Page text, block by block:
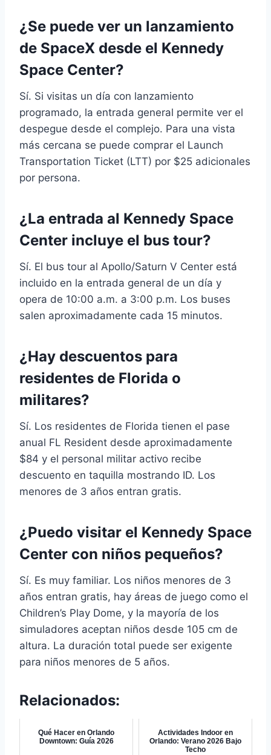
¿Se puede ver un lanzamiento
de SpaceX desde el Kennedy
Space Center?
Sí. Si visitas un día con lanzamiento
programado, la entrada general permite ver el
despegue desde el complejo. Para una vista
más cercana se puede comprar el Launch
Transportation Ticket (LTT) por $25 adicionales
por persona.
¿La entrada al Kennedy Space
Center incluye el bus tour?
Sí. El bus tour al Apollo/Saturn V Center está
incluido en la entrada general de un día y
opera de 10:00 a.m. a 3:00 p.m. Los buses
salen aproximadamente cada 15 minutos.
¿Hay descuentos para
residentes de Florida o
militares?
Sí. Los residentes de Florida tienen el pase
anual FL Resident desde aproximadamente
$84 y el personal militar activo recibe
descuento en taquilla mostrando ID. Los
menores de 3 años entran gratis.
¿Puedo visitar el Kennedy Space
Center con niños pequeños?
Sí. Es muy familiar. Los niños menores de 3
años entran gratis, hay áreas de juego como el
Children’s Play Dome, y la mayoría de los
simuladores aceptan niños desde 105 cm de
altura. La duración total puede ser exigente
para niños menores de 5 años.
Relacionados:
Qué Hacer en Orlando
Downtown: Guía 2026
Actividades Indoor en
Orlando: Verano 2026 Bajo
Techo